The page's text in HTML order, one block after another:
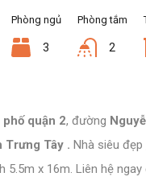
Phòng ngủ
3
Phòng tắm
2
phố quận 2, đường
Trưng Tây . Nhà siêu
5.5m x 16m. Liên hệ